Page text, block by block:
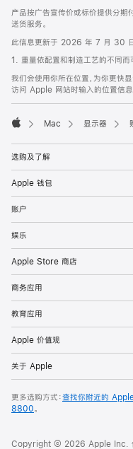
产品按广告宣传价或标价提供分期
送货服务。
此信息更新于 2026 年 7 月 30 日
1. 重量依配置和制造工艺的不同而
我们会使用你所在位置，为你更快
访问 Apple 网站时输入的位置信息
Mac 显示器
选购及了解
Apple 钱包
账户
娱乐
Apple Store 商店
商务应用
教育应用
Apple 价值观
关于 Apple
更多选购方式：查找你附近的
8800。
Copyright © 2026 Apple Inc. 保